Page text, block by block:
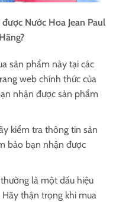
Nước Hoa Jean Paul
sản phẩm này tại các
web chính thức của
nhận được sản phẩm
kiểm tra thông tin sản
bảo bạn nhận được
là một dấu hiệu
thận trọng khi mua